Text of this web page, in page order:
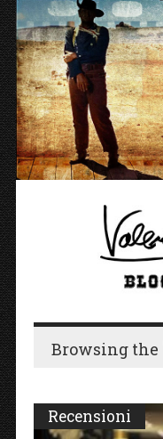
Browsing the
Recensioni